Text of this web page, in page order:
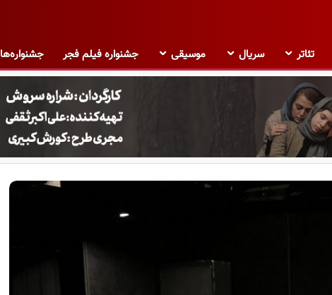
تئاتر سریال موسیقی جشنواره فیلم فجر جشنواره‌ها